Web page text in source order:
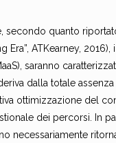
secondo quanto
Era”, ATKearney,
saranno
dalla totale
ottimizzazione del
dei percorsi. In
necessariamente